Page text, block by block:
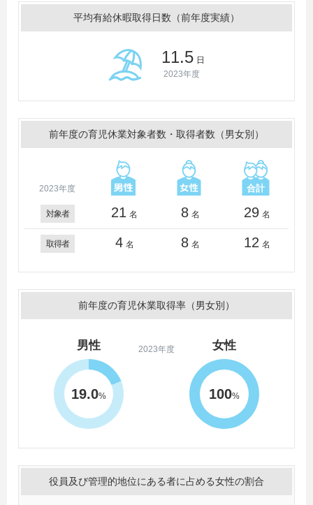
平均有給休暇取得日数（前年度実績）
11.5 日
2023年度
前年度の育児休業対象者数・取得者数（男女別）
2023年度
対象者 21 名 8 名 29 名
取得者 4 名 8 名 12 名
前年度の育児休業取得率（男女別）
2023年度
男性
19.0%
女性
100%
役員及び管理的地位にある者に占める女性の割合